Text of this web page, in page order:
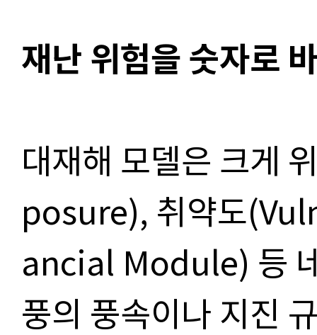
재난 위험을 숫자로
대재해 모델은 크게
posure), 취약도
ancial Module) 등
풍의 풍속이나 지진